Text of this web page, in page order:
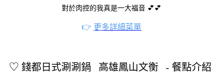
對於肉控的我真是一大福音 💕💕
👉 更多詳細菜單
♡ 錢都日式涮涮鍋 高雄鳳山文衡 - 餐點介紹